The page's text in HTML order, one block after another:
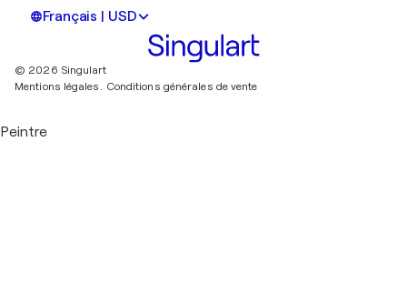
Français | USD
© 2026 Singulart
Mentions légales.
Conditions générales de vente
Peintre